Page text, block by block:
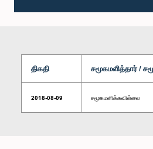
திகதி சமூகமளித்தார் /
2018-08-09 சமூகமளிக்கவில்லை